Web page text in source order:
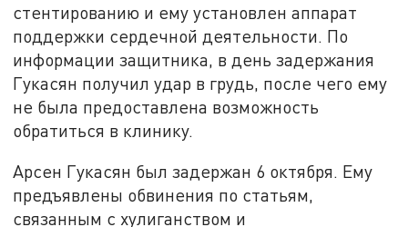
стентированию и ему установлен аппарат
поддержки сердечной деятельности. По
информации защитника, в день задержания
Гукасян получил удар в грудь, после чего ему
не была предоставлена возможность
обратиться в клинику.
Арсен Гукасян был задержан 6 октября. Ему
предъявлены обвинения по статьям,
связанным с хулиганством и